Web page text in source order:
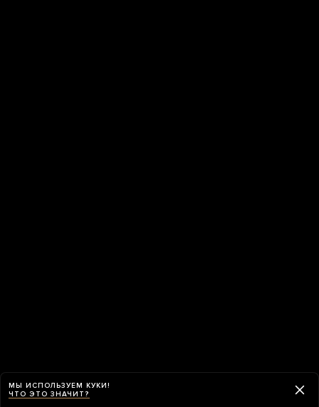
МЫ ИСПОЛЬЗУЕМ КУКИ!
ЧТО ЭТО ЗНАЧИТ?